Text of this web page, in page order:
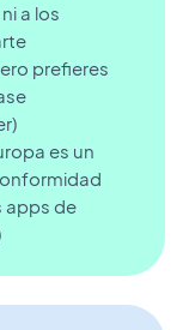
a los
prefieres
es un
apps de